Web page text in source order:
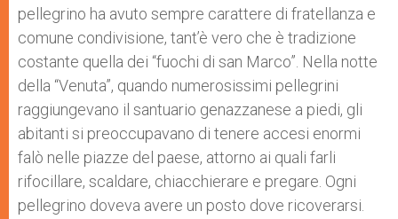
pellegrino ha avuto sempre carattere di fratellanza e
comune condivisione, tant’è vero che è tradizione
costante quella dei “fuochi di san Marco”. Nella notte
della “Venuta”, quando numerosissimi pellegrini
raggiungevano il santuario genazzanese a piedi, gli
abitanti si preoccupavano di tenere accesi enormi
falò nelle piazze del paese, attorno ai quali farli
rifocillare, scaldare, chiacchierare e pregare. Ogni
pellegrino doveva avere un posto dove ricoverarsi.